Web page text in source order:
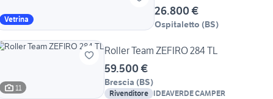
Vetrina
26.800 €
Ospitaletto (BS)
11
Roller Team ZEFIRO 284 TL
59.500 €
Brescia (BS)
Rivenditore IDEAVERDE CAMPER